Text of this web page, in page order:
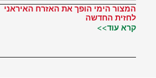
המצור הימי הופך את האזרח האיראני
לחזית החדשה
קרא עוד>>